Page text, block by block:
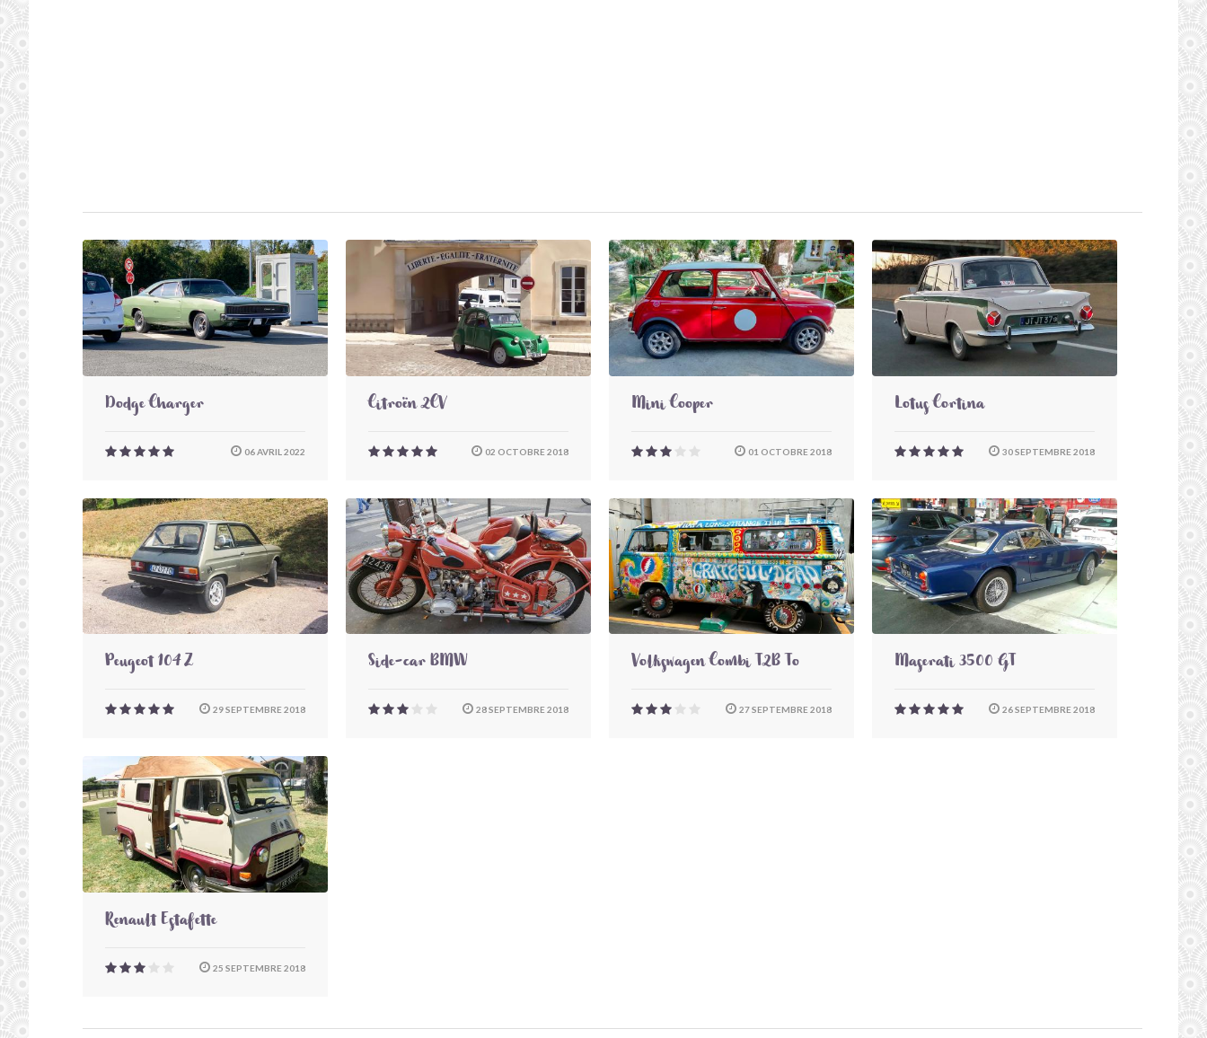
Dodge Charger
06 AVRIL 2022
Citroën 2CV
02 OCTOBRE 2018
Mini Cooper
01 OCTOBRE 2018
Lotus Cortina
30 SEPTEMBRE 2018
Peugeot 104 Z
29 SEPTEMBRE 2018
Side-car BMW
28 SEPTEMBRE 2018
Volkswagen Combi T2B To
27 SEPTEMBRE 2018
Maserati 3500 GT
26 SEPTEMBRE 2018
Renault Estafette
25 SEPTEMBRE 2018